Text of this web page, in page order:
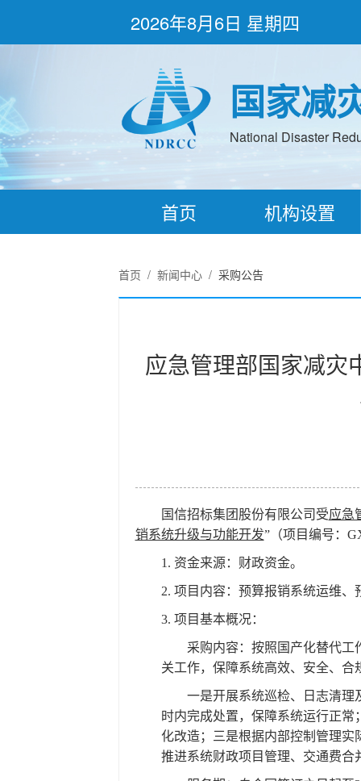
2026年8月6日 星期四
国家减
National Disaster
首页 机构设置
首页 / 新闻中心/ 采购公告
应急管理部国家减灾
国信招标集团股份有限公司受应急
销系统升级与功能开发”（项目编号：
1. 资金来源：财政资金。
2. 项目内容：预算报销系统运维、
3. 项目基本概况：
采购内容：按照国产化替代
关工作，保障系统高效、安全、合
一是开展系统巡检、日志清理
时内完成处置，保障系统运行正
化改造；三是根据内部控制管理
推进系统财政项目管理、交通费